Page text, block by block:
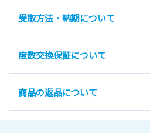
受取方法・納期について
度数交換保証について
商品の返品について